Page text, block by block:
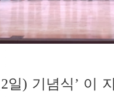
일) 기념식’ 이